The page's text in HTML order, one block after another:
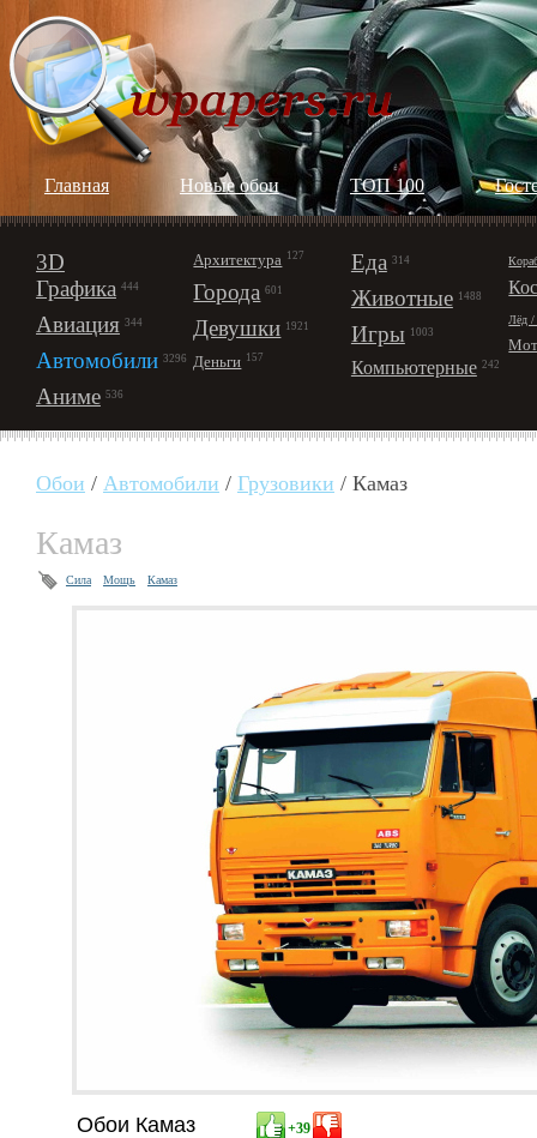
Главная Новые обои ТОП 100
3D
Графика 444
Авиация 344
Автомобили 3296
Аниме 536
Архитектура 127
Города 601
Девушки 1921
Деньги 157
Еда 314
Животные 1488
Игры 1003
Компьютерные 242
Лёд
Обои / Автомобили / Грузовики / Камаз
Камаз
Сила Мощь Камаз
Обои Камаз +39